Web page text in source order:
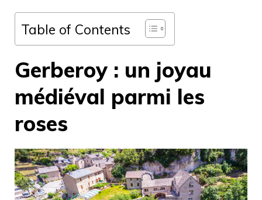
Table of Contents
Gerberoy : un joyau
médiéval parmi les
roses